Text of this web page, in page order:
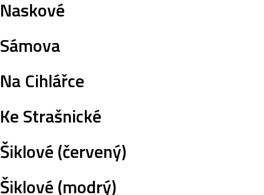
Naskové
Sámova
Na Cihlářce
Ke Strašnické
Šiklové (červený)
Šiklové (modrý)